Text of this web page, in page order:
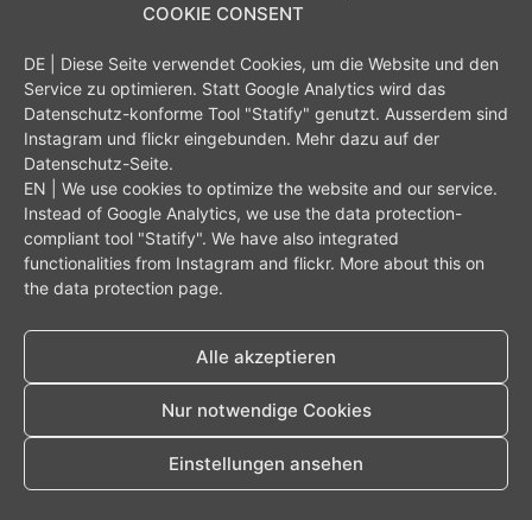
COOKIE CONSENT
DE | Diese Seite verwendet Cookies, um die Website und den
Service zu optimieren. Statt Google Analytics wird das
Datenschutz-konforme Tool "Statify" genutzt. Ausserdem sind
Instagram und flickr eingebunden. Mehr dazu auf der
Datenschutz-Seite.
EN | We use cookies to optimize the website and our service.
Instead of Google Analytics, we use the data protection-
compliant tool "Statify". We have also integrated
functionalities from Instagram and flickr. More about this on
the data protection page.
Alle akzeptieren
Nur notwendige Cookies
Einstellungen ansehen